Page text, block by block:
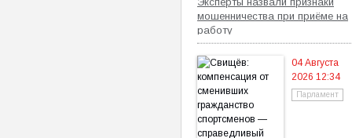
мошенничества при приёме на
работу
04 Августа
2026 12:34
Парламент